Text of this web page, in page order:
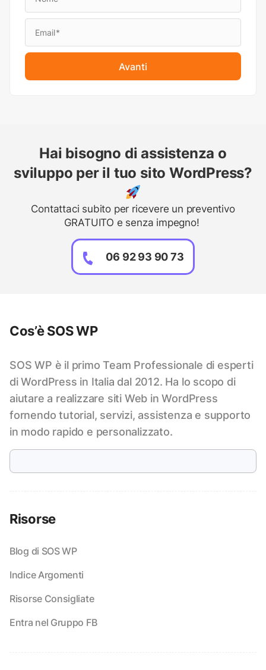
Avanti
Hai bisogno di assistenza o
sviluppo per il tuo sito WordPress?
Contattaci subito per ricevere un preventivo
GRATUITO e senza impegno!
06 92 93 90 73
Cos’è SOS WP
SOS WP è il primo Team Professionale di esperti
di WordPress in Italia dal 2012. Ha lo scopo di
aiutare a realizzare siti Web in WordPress
fornendo tutorial, servizi, assistenza e supporto
in modo rapido e personalizzato.
Risorse
Blog di SOS WP
Indice Argomenti
Risorse Consigliate
Entra nel Gruppo FB